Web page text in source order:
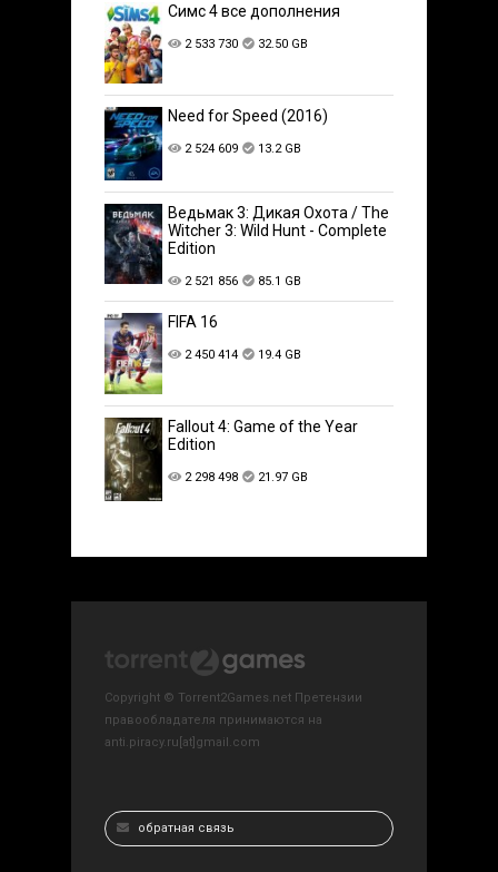
Симс 4 все дополнения
2 533 730 32.50 GB
Need for Speed (2016)
2 524 609 13.2 GB
Ведьмак 3: Дикая Охота / The
Witcher 3: Wild Hunt - Complete
Edition
2 521 856 85.1 GB
FIFA 16
2 450 414 19.4 GB
Fallout 4: Game of the Year
Edition
2 298 498 21.97 GB
Copyright © Torrent2Games.net Претензии
правообладателя принимаются на
anti.piracy.ru[at]gmail.com
обратная связь